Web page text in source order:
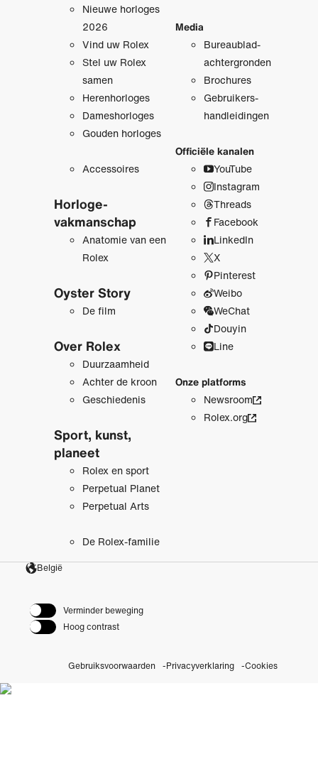
Nieuwe horloges
2026
Vind uw Rolex
Stel uw Rolex
samen
Herenhorloges
Dameshorloges
Gouden horloges
Accessoires
Horloge­
vakmanschap
Anatomie van een
Rolex
Oyster Story
De film
Over Rolex
Duurzaamheid
Achter de kroon
Geschiedenis
Sport, kunst,
planeet
Rolex en sport
Perpetual Planet
Perpetual Arts
De Rolex-familie
Media
Bureaublad­
achtergronden
Brochures
Gebruikers­
handleidingen
Officiële kanalen
YouTube
Instagram
Threads
Facebook
LinkedIn
X
Pinterest
Weibo
WeChat
Douyin
Line
Onze platforms
Newsroom
Rolex.org
België
Verminder beweging
Hoog contrast
Gebruiksvoorwaarden Privacyverklaring Cookies